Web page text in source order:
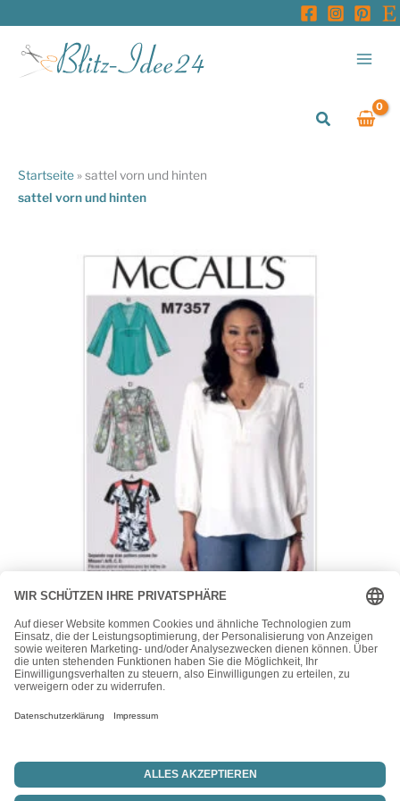
springen
Suchen
Startseite »sattel vorn und hinten
sattel vorn und hinten
McCall's
McCalls Schnittmuster M7357 – Bluse – leger – mit drei
Ärmelvarianten
15,50€